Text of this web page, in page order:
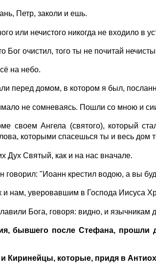
Петр, заколи и ешь.
или нечистого никогда не входило в
Бог очистил, того ты не почитай
на небо.
перед домом, в котором я был,
не сомневаясь. Пошли со мною и
своем Ангела (святого), который
которыми спасешься ты и весь дом
Дух Святый, как и на нас вначале.
говорил: "Иоанн крестил водою, а вы
и нам, уверовавшим в Господа Иисуса
Бога, говоря: видно, и язычникам
бывшего после Стефана,
Киринейцы, которые, придя в